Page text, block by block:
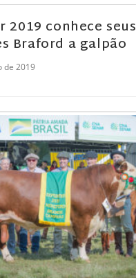
2019 conhece seus
Braford a galpão
de 2019